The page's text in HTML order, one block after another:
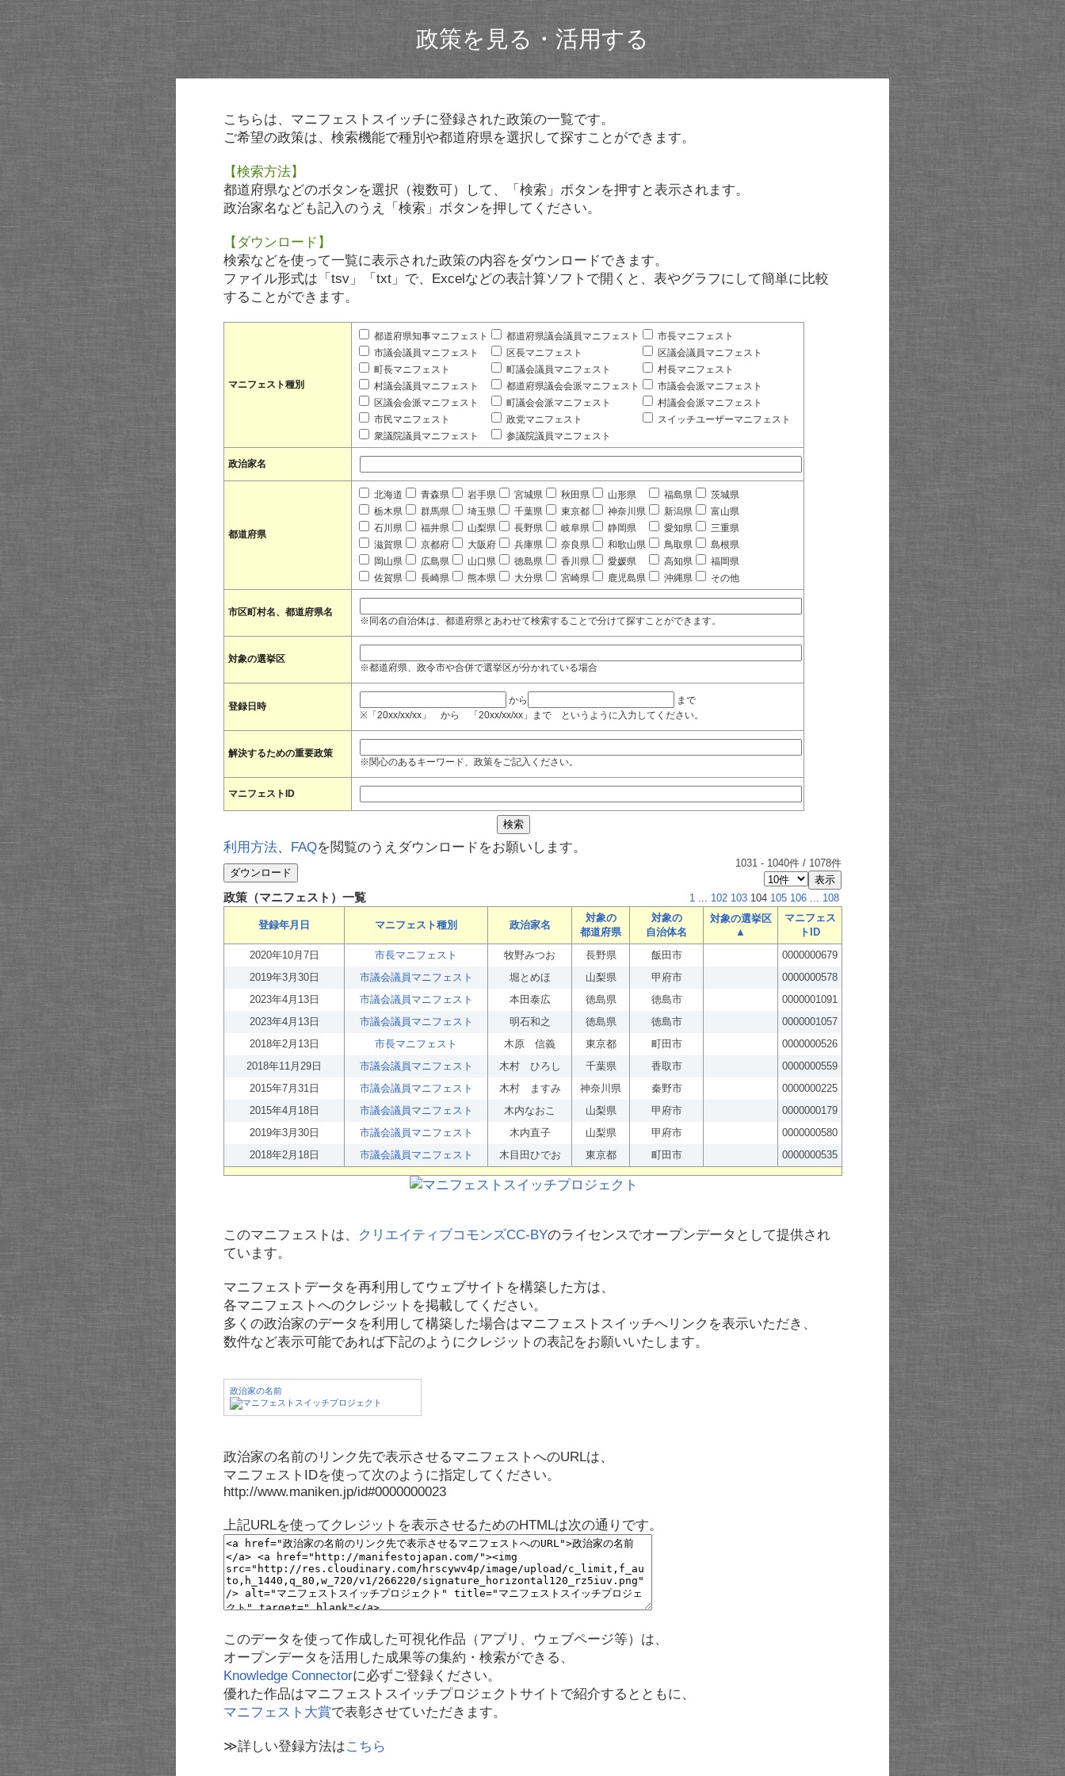
政策を見る・活用する
こちらは、マニフェストスイッチに登録された政策の一覧です。
ご希望の政策は、検索機能で種別や都道府県を選択して探すことができます。
【検索方法】
都道府県などのボタンを選択（複数可）して、「検索」ボタンを押すと表示されます。
政治家名なども記入のうえ「検索」ボタンを押してください。
【ダウンロード】
検索などを使って一覧に表示された政策の内容をダウンロードできます。
ファイル形式は「tsv」「txt」で、Excelなどの表計算ソフトで開くと、表やグラフにして簡単に比較
することができます。
マニフェスト種別
都道府県知事マニフェスト 都道府県議会議員マニフェスト
市長マニフェスト
市議会議員マニフェスト
区長マニフェスト
区議会議員マニフェスト
町長マニフェスト
町議会議員マニフェスト
村長マニフェスト
村議会議員マニフェスト
都道府県議会会派マニフェスト
市議会会派マニフェスト
区議会会派マニフェスト
町議会会派マニフェスト
村議会会派マニフェスト
市民マニフェスト
政党マニフェスト
スイッチユーザーマニフェスト
衆議院議員マニフェスト
参議院議員マニフェスト
政治家名
都道府県
北海道 青森県 岩手県 宮城県 秋田県 山形県 福島県
茨城県
栃木県
群馬県 埼玉県 千葉県 東京都 神奈川県 新潟県
富山県
石川県
福井県 山梨県 長野県 岐阜県 静岡県 愛知県
三重県
滋賀県
京都府 大阪府 兵庫県 奈良県 和歌山県 鳥取県
島根県
岡山県
広島県 山口県 徳島県 香川県 愛媛県 高知県
福岡県
佐賀県
長崎県 熊本県 大分県 宮崎県 鹿児島県 沖縄県 その他
市区町村名、都道府県名
※同名の自治体は、都道府県とあわせて検索することで分けて探すことができます。
対象の選挙区
※都道府県、政令市や合併で選挙区が分かれている場合
登録日時
から
まで
※「20xx/xx/xx」 から 「20xx/xx/xx」まで というように入力してください。
解決するための重要政策
※関心のあるキーワード、政策をご記入ください。
マニフェストID
利用方法、 FAQを閲覧のうえダウンロードをお願いします。
1031 - 1040件 / 1078件
政策（マニフェスト）一覧 1 ... 102 103 104 105 106 ... 108
登録年月日 マニフェスト種別 政治家名
対象の
都道府県
対象の
自治体名
対象の選挙区
▲
マニフェス
トID
2020年10月7日
市長マニフェスト 牧野みつお 長野県 飯田市
0000000679
2019年3月30日
市議会議員マニフェスト 堀とめほ 山梨県 甲府市
0000000578
2023年4月13日
市議会議員マニフェスト 本田泰広 徳島県 徳島市
0000001091
2023年4月13日
市議会議員マニフェスト 明石和之 徳島県 徳島市
0000001057
2018年2月13日
市長マニフェスト 木原 信義 東京都 町田市
0000000526
2018年11月29日
市議会議員マニフェスト 木村 ひろし 千葉県 香取市
0000000559
2015年7月31日
市議会議員マニフェスト 木村 ますみ 神奈川県 秦野市
0000000225
2015年4月18日
市議会議員マニフェスト 木内なおこ 山梨県 甲府市
0000000179
2019年3月30日
市議会議員マニフェスト 木内直子 山梨県 甲府市
0000000580
2018年2月18日
市議会議員マニフェスト 木目田ひでお 東京都 町田市 0000000535
このマニフェストは、 クリエイティブコモンズCC-BYのライセンスでオープンデータとして提供され
ています。
マニフェストデータを再利用してウェブサイトを構築した方は、
各マニフェストへのクレジットを掲載してください。
多くの政治家のデータを利用して構築した場合はマニフェストスイッチへリンクを表示いただき、
数件など表示可能であれば下記のようにクレジットの表記をお願いいたします。
政治家の名前
政治家の名前のリンク先で表示させるマニフェストへのURLは、
マニフェストIDを使って次のように指定してください。
http://www.maniken.jp/id#0000000023
上記URLを使ってクレジットを表示させるためのHTMLは次の通りです。
このデータを使って作成した可視化作品（アプリ、ウェブページ等）は、
オープンデータを活用した成果等の集約・検索ができる、
Knowledge Connectorに必ずご登録ください。
優れた作品はマニフェストスイッチプロジェクトサイトで紹介するとともに、
マニフェスト大賞で表彰させていただきます。
≫詳しい登録方法はこちら